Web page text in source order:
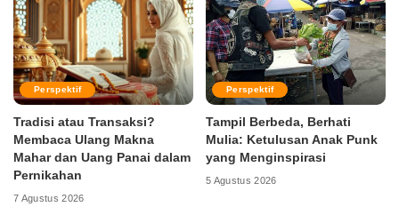
Perspektif
Tradisi atau Transaksi?
Membaca Ulang Makna
Mahar dan Uang Panai dalam
Pernikahan
7 Agustus 2026
Perspektif
Tampil Berbeda, Berhati
Mulia: Ketulusan Anak Punk
yang Menginspirasi
5 Agustus 2026